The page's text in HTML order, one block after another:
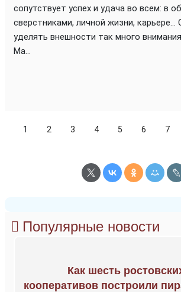
сопутствует успех и удача во всем: в
сверстниками, личной жизни, карьере…
уделять внешности так много
Ма...
1 2 3 4 5 6 7
Популярные новости
Как шесть
кооперативов построили